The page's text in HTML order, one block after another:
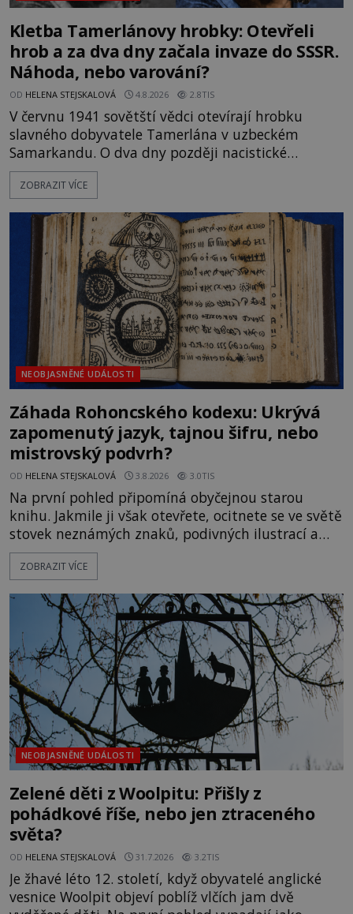
Kletba Tamerlánovy hrobky: Otevřeli
hrob a za dva dny začala invaze do SSSR.
Náhoda, nebo varování?
OD HELENA STEJSKALOVÁ 4.8.2026 2.8TIS
V červnu 1941 sovětští vědci otevírají hrobku
slavného dobyvatele Tamerlána v uzbeckém
Samarkandu. O dva dny později nacistické
Německo zahajuje operaci Barbarossa a napadá
Sovětský svaz. Shoda dat je natolik zarážející, že se
na legendě něco pravdy, nebo jde jen o fascinující
souhru okolností? Když antropolog Michail
Gerasimov (1907-1970) a
ZOBRAZIT VÍCE
NEOBJASNĚNÉ UDÁLOSTI
Záhada Rohoncského kodexu: Ukrývá
zapomenutý jazyk, tajnou šifru, nebo
mistrovský podvrh?
OD HELENA STEJSKALOVÁ 3.8.2026 3.0TIS
Na první pohled připomíná obyčejnou starou
knihu. Jakmile ji však otevřete, ocitnete se ve světě
stovek neznámých znaků, podivných ilustrací a
textu, který už téměř dvě století vzdoruje všem
pokusům o rozluštění. Rohoncský kodex patří mezi
jistotou neví, kdo jej napsal, kdy vznikl ani co
vlastně vypráví. Rohoncský kodex se poprvé
objevuje v roce
ZOBRAZIT VÍCE
NEOBJASNĚNÉ UDÁLOSTI
Zelené děti z Woolpitu: Přišly z
pohádkové říše, nebo jen ztraceného
světa?
OD HELENA STEJSKALOVÁ 31.7.2026 3.2TIS
Je žhavé léto 12. století, když obyvatelé anglické
vesnice Woolpit objeví poblíž vlčích jam dvě